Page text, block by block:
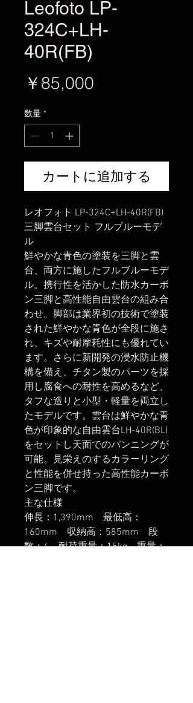
Leofoto LP-
324C+LH-
40R(FB)
￥85,000
数量 *
カートに追加する
レオフォト LP-324C+LH-40R(FB)
三脚雲台セット フルブルーモデ
ル
鮮やかな青色の塗装を三脚と雲
台、両方に施したフルブルーモデ
ル。携行性を活かした防水カーボ
ン三脚と高性能自由雲台の組み合
わせ。脚部は業界初の技術で塗装
された鮮やかな青色が全段に施さ
れ、キズや耐摩耗性にも優れてい
ます。さらに新開発の浸水防止機
構を備え、チタン製のパーツを採
用し腐食への耐性を高めるなど、
タフな造りと小型・軽量を両立し
たモデルです。雲台は鮮やかな青
色が印象的な自由雲台LH-40R(BL)
をセットし天面でのパンニングが
可能。見栄えのするカラーリング
と性能を併せ持った高性能カーボ
ン三脚です。
主な仕様
伸長：1,390mm 最低高：
160mm 収納高：585mm 段
数：4 耐荷重量：15kg 重量：